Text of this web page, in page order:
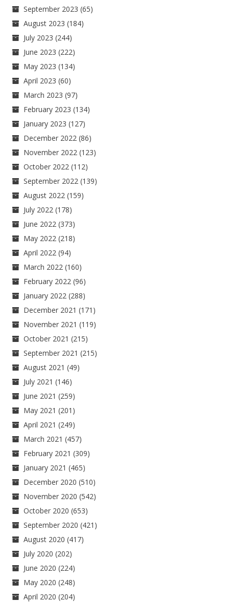
September 2023 (65)
August 2023 (184)
July 2023 (244)
June 2023 (222)
May 2023 (134)
April 2023 (60)
March 2023 (97)
February 2023 (134)
January 2023 (127)
December 2022 (86)
November 2022 (123)
October 2022 (112)
September 2022 (139)
August 2022 (159)
July 2022 (178)
June 2022 (373)
May 2022 (218)
April 2022 (94)
March 2022 (160)
February 2022 (96)
January 2022 (288)
December 2021 (171)
November 2021 (119)
October 2021 (215)
September 2021 (215)
August 2021 (49)
July 2021 (146)
June 2021 (259)
May 2021 (201)
April 2021 (249)
March 2021 (457)
February 2021 (309)
January 2021 (465)
December 2020 (510)
November 2020 (542)
October 2020 (653)
September 2020 (421)
August 2020 (417)
July 2020 (202)
June 2020 (224)
May 2020 (248)
April 2020 (204)